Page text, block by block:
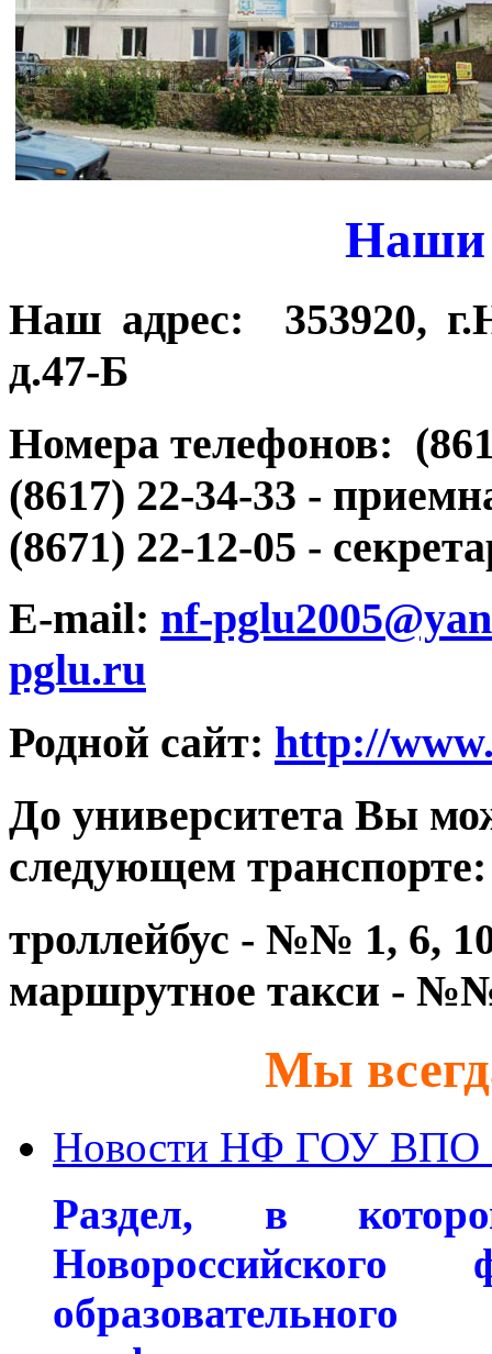
Наши
Наш адрес: 353920,
д.47-Б
Номера телефонов:
(8617) 22-34-33 -
(8671) 22-12-05 -
E-mail: nf-
pglu.ru
Родной сайт: http://
До университета Вы
следующем транспорте:
троллейбус - №№ 1, 6,
маршрутное такси -
Мы
Новости НФ ГОУ
Раздел, в
Новороссийского